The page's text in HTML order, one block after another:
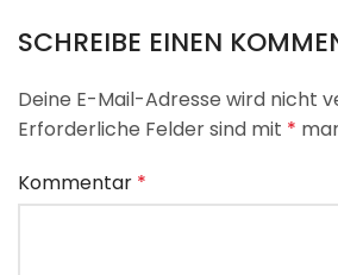
SCHREIBE EINEN
Deine E-Mail-Adresse wird nicht
Erforderliche Felder sind mit *
Kommentar *